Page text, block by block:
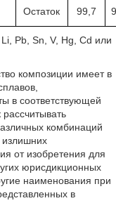
Остаток 99,7
Pb, Sn, V, Hg, Cd или
композиции имеет в
в соответствующей
комбинаций
от изобретения для
юрисдикционных
наименования при
в